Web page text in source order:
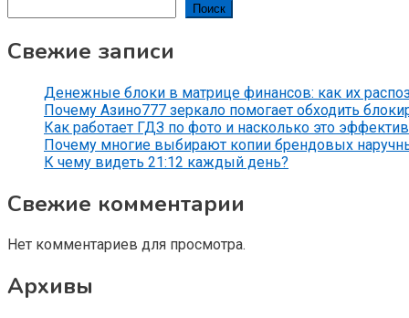
Поиск
Свежие записи
Денежные блоки в матрице финансов: как их
Почему Азино777 зеркало помогает обходить
Как работает ГДЗ по фото и насколько это
Почему многие выбирают копии брендовых
К чему видеть 21:12 каждый день?
Свежие комментарии
Нет комментариев для просмотра.
Архивы